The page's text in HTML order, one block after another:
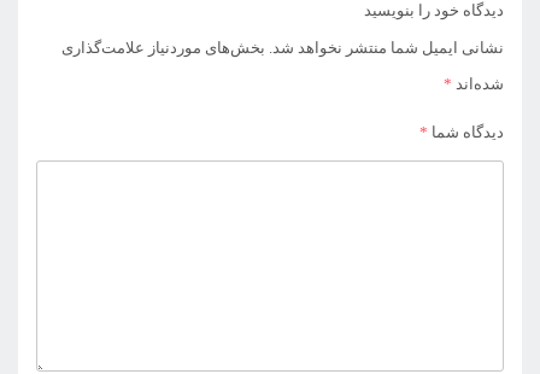
دیدگاه خود را بنویسید
نشانی ایمیل شما منتشر نخواهد شد. بخش‌های موردنیاز علامت‌گذاری
شده‌اند *
دیدگاه شما *